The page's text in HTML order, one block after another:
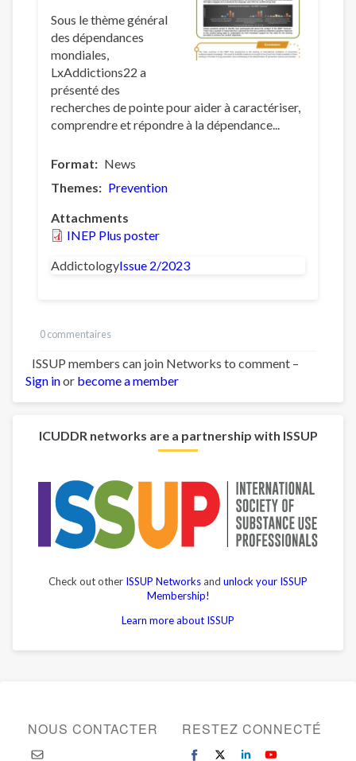
Sous le thème général
des dépendances
mondiales,
LxAddictions22 a
présenté des
recherches de pointe pour aider à caractériser,
comprendre et répondre à la dépendance...
Format
News
Themes
Prevention
Attachments
INEP Plus poster
AddictologyIssue 2/2023
0 commentaires
ISSUP members can join Networks to comment –
Sign inor become a member
ICUDDR networks are a partnership with ISSUP
Check out other ISSUP Networksand unlock your ISSUP
Membership!
Learn more about ISSUP
NOUS CONTACTER RESTEZ CONNECTÉ